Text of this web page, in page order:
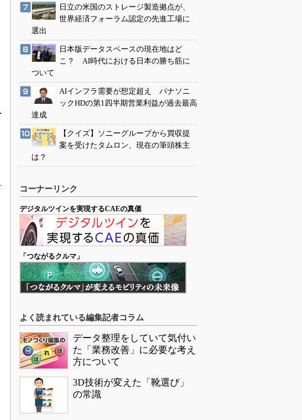
日立の米国のストレージ製造拠点が、
世界経済フォーラム認定の先進工場に
選出
日本版データスペースの現在地はど
こ？ AI時代における日本の勝ち筋に
ついて
AIインフラ需要が想定超え パナソニ
ックHDの第1四半期営業利益が過去最高
達成
【クイズ】ソニーグループから買収提
案を受けたタムロン、現在の筆頭株主
は？
コーナーリンク
デジタルツインを実現するCAEの真価
「つながるクルマ」
よく読まれている編集記者コラム
データ整理をしていて気付い
た「業務改善」に必要な考え
方について
3D技術が変えた「靴選び」
の常識